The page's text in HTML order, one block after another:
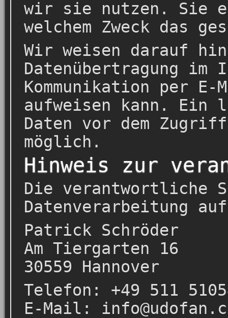
wir sie nutzen. Sie
welchem Zweck das
Wir weisen darauf
Datenübertragung
Kommunikation per
aufweisen kann. Ein
Daten vor dem
möglich.
Hinweis zur
Die verantwortliche
Datenverarbeitung
Patrick Schröder
Am Tiergarten 16
30559 Hannover
Telefon: +49 511
E-Mail: